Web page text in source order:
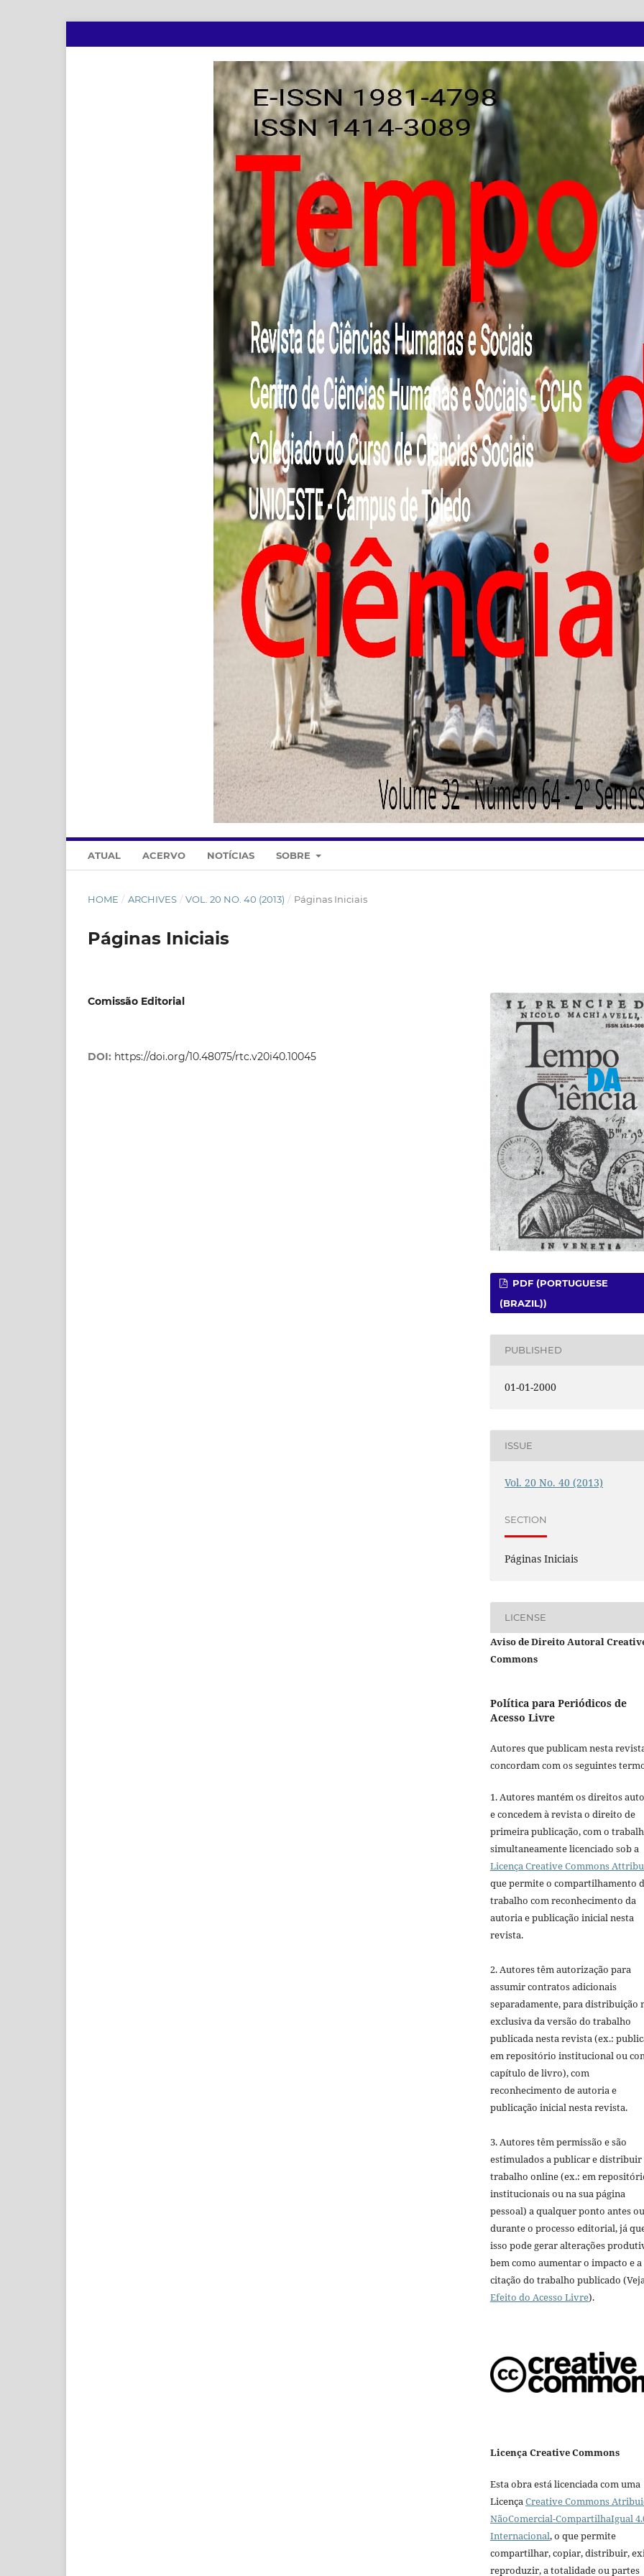
ATUAL ACERVO NOTÍCIAS SOBRE
HOME / ARCHIVES / VOL. 20 NO. 40 (2013) / Páginas Iniciais
Páginas Iniciais
Comissão Editorial
DOI: https://doi.org/10.48075/rtc.v20i40.10045
PDF (PORTUGUESE
(BRAZIL))
PUBLISHED
01-01-2000
ISSUE
Vol. 20 No. 40 (2013)
SECTION
Páginas Iniciais
LICENSE
Aviso de Direito Autoral
Commons
Política para Periódicos de
Acesso Livre
Autores que publicam nesta
concordam com os seguintes
1. Autores mantém os direitos
e concedem à revista o direito de
primeira publicação, com o
simultaneamente licenciado sob a
Licença Creative Commons
que permite o compartilhamento
trabalho com reconhecimento da
autoria e publicação inicial nesta
revista.
2. Autores têm autorização para
assumir contratos adicionais
separadamente, para distribuição
exclusiva da versão do trabalho
publicada nesta revista (ex.:
em repositório institucional ou
capítulo de livro), com
reconhecimento de autoria e
publicação inicial nesta revista.
3. Autores têm permissão e são
estimulados a publicar e distribuir
trabalho online (ex.: em
institucionais ou na sua página
pessoal) a qualquer ponto antes ou
durante o processo editorial, já
isso pode gerar alterações
bem como aumentar o impacto e a
citação do trabalho publicado
Efeito do Acesso Livre).
Licença Creative Commons
Esta obra está licenciada com uma
LicençaCreative Commons
NãoComercial-CompartilhaIgual
Internacional, o que permite
compartilhar, copiar, distribuir,
reproduzir, a totalidade ou partes